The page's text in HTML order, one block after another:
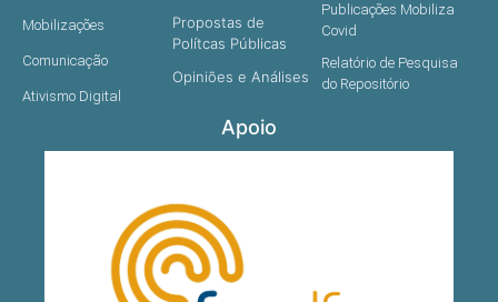
Mobilizações
Comunicação
Ativismo Digital
Propostas de
Polítcas Públicas
Opiniões e Análises
Publicações Mobiliza
Covid
Relatório de Pesquisa
do Repositório
Apoio